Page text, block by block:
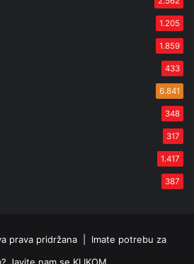
1.205
1.859
433
6.841
348
317
1.417
387
prava pridržana | Imate potrebu za